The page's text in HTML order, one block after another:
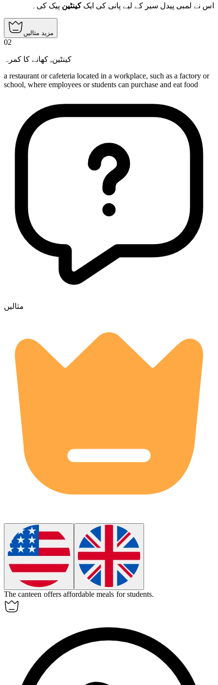
اس نے لمبی پیدل سیر کے لیے پانی کی ایککینٹین پیک کی۔
مزید مثالیں
02
کینٹین, کھانے کا کمرہ
a restaurant or cafeteria located in a workplace, such as a factory or
school, where employees or students can purchase and eat food
مثالیں
Thecanteen offers affordable meals for students.